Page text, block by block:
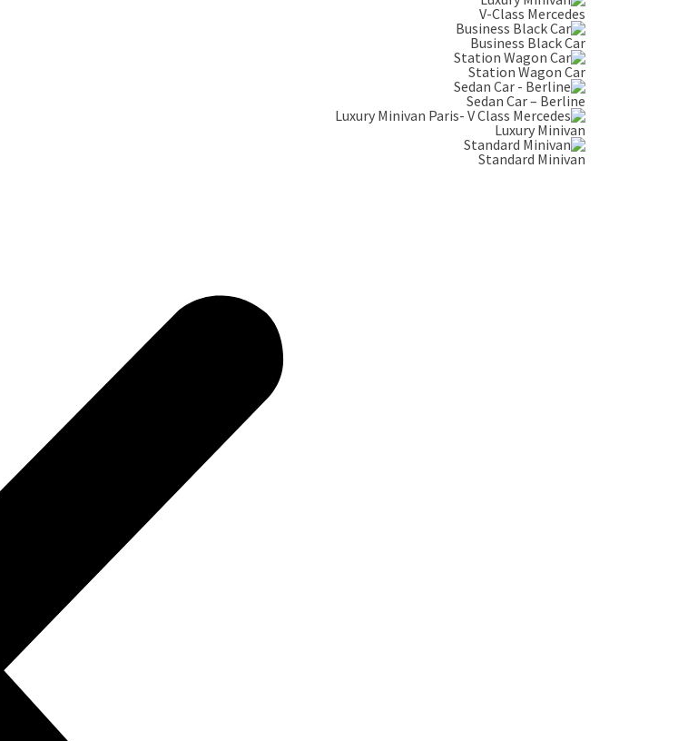
V-Class Mercedes
Business Black Car
Station Wagon Car
Sedan Car – Berline
Luxury Minivan
Standard Minivan